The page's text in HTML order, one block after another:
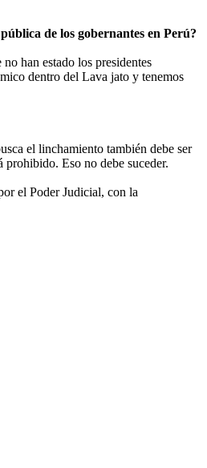
de los gobernantes en Perú?
han estado los presidentes
dentro del Lava jato y tenemos
el linchamiento también debe ser
prohibido. Eso no debe suceder.
el Poder Judicial, con la